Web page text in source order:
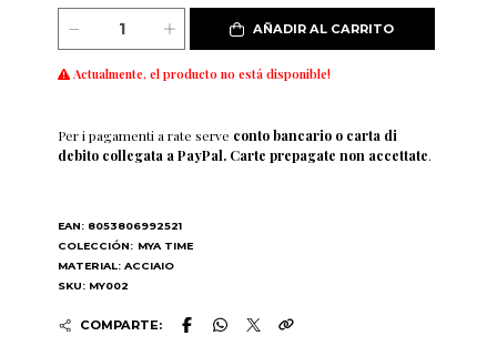
AÑADIR AL CARRITO
Actualmente, el producto no está disponible!
Per i pagamenti a rate serve conto bancario o carta di
debito collegata a PayPal. Carte prepagate non accettate.
EAN: 8053806992521
COLECCIÓN: MYA TIME
MATERIAL: ACCIAIO
SKU: MY002
COMPARTE: